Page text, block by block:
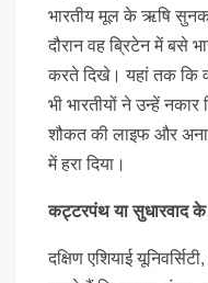
भारतीय मूल के ऋषि सुनक
दौरान वह ब्रिटेन में बसे
करते दिखे। यहां तक कि
भी भारतीयों ने उन्हें
शौकत की लाइफ और
में हरा दिया।
कट्टरपंथ या सुधारवाद के
दक्षिण एशियाई